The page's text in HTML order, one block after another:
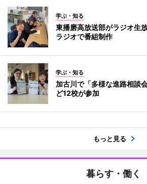
学ぶ・知る
東播磨高放送部がラジオ
ラジオで番組制作
学ぶ・知る
加古川で「多様な進路相
ど12校が参加
もっと見る
暮らす・働く